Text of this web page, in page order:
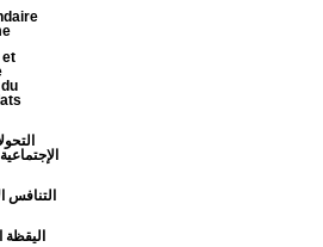
et
التنافس